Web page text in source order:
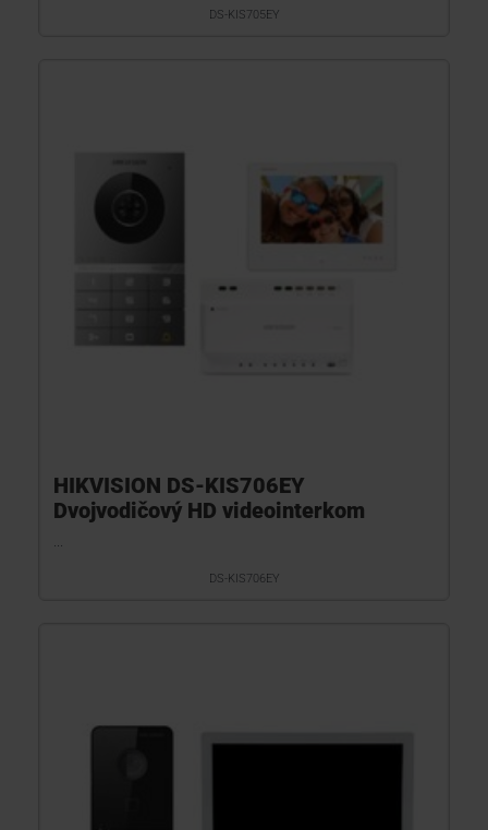
DS-KIS705EY
HIKVISION DS-KIS706EY
Dvojvodičový HD videointerkom
DS-KIS706EY